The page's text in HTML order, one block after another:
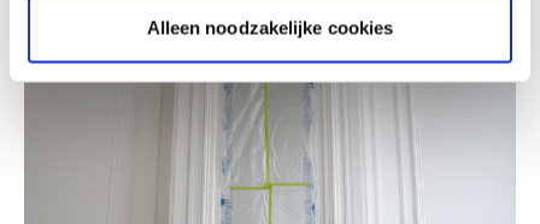
Alleen noodzakelijke cookies